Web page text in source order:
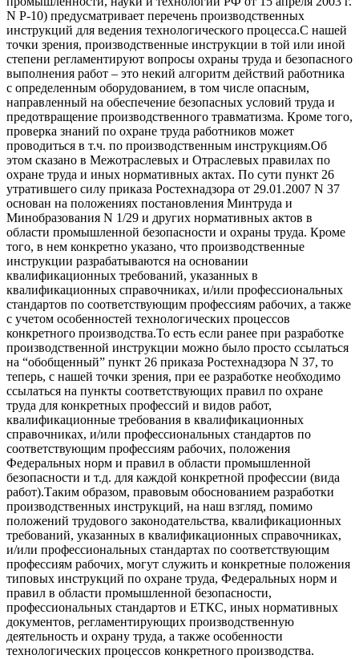
N Р-10) предусматривает перечень производственных
инструкций для ведения технологического процесса.С нашей
точки зрения, производственные инструкции в той или иной
степени регламентируют вопросы охраны труда и безопасного
выполнения работ – это некий алгоритм действий работника
с определенным оборудованием, в том числе опасным,
направленный на обеспечение безопасных условий труда и
предотвращение производственного травматизма. Кроме того,
проверка знаний по охране труда работников может
проводиться в т.ч. по производственным инструкциям.Об
этом сказано в Межотраслевых и Отраслевых правилах по
охране труда и иных нормативных актах. По сути пункт 26
утратившего силу приказа Ростехнадзора от 29.01.2007 N 37
основан на положениях постановления Минтруда и
Минобразования N 1/29 и других нормативных актов в
области промышленной безопасности и охраны труда. Кроме
того, в нем конкретно указано, что производственные
инструкции разрабатываются на основании
квалификационных требований, указанных в
квалификационных справочниках, и/или профессиональных
стандартов по соответствующим профессиям рабочих, а также
с учетом особенностей технологических процессов
конкретного производства.То есть если ранее при разработке
производственной инструкции можно было просто ссылаться
на “обобщенный” пункт 26 приказа Ростехнадзора N 37, то
теперь, с нашей точки зрения, при ее разработке необходимо
ссылаться на пункты соответствующих правил по охране
труда для конкретных профессий и видов работ,
квалификационные требования в квалификационных
справочниках, и/или профессиональных стандартов по
соответствующим профессиям рабочих, положения
Федеральных норм и правил в области промышленной
безопасности и т.д. для каждой конкретной профессии (вида
работ).Таким образом, правовым обоснованием разработки
производственных инструкций, на наш взгляд, помимо
положений трудового законодательства, квалификационных
требований, указанных в квалификационных справочниках,
и/или профессиональных стандартах по соответствующим
профессиям рабочих, могут служить и конкретные положения
типовых инструкций по охране труда, Федеральных норм и
правил в области промышленной безопасности,
профессиональных стандартов и ЕТКС, иных нормативных
документов, регламентирующих производственную
деятельность и охрану труда, а также особенности
технологических процессов конкретного производства.